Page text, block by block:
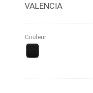
VALENCIA
Couleur